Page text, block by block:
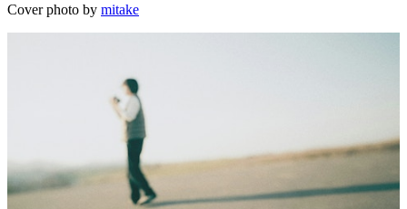
Cover photo by mitake